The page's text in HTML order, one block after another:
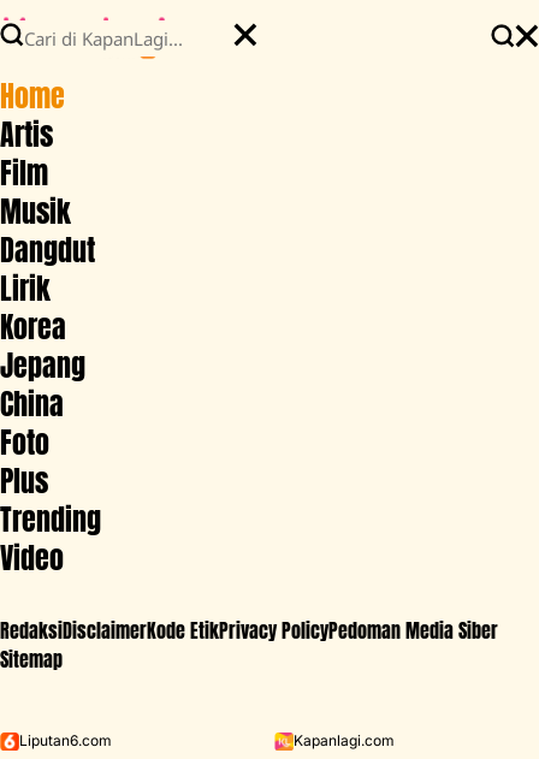
Iklan - Scroll ke bawah untuk melanjutkan
Home
Artis
Film
Musik
Dangdut
Lirik
Korea
Jepang
China
Foto
Plus
Trending
Video
RedaksiDisclaimerKode EtikPrivacy PolicyPedoman Media Siber
Sitemap
Liputan6.com
Kapanlagi.com